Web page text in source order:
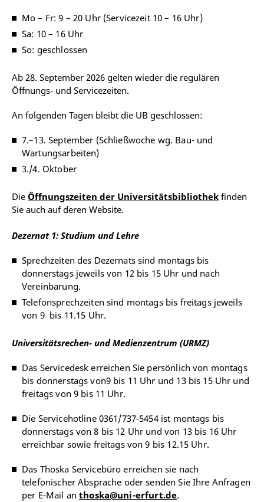
Mo – Fr: 9 – 20 Uhr (Servicezeit 10 – 16 Uhr)
Sa: 10 – 16 Uhr
So: geschlossen
Ab 28. September 2026 gelten wieder die regulären
Öffnungs- und Servicezeiten.
An folgenden Tagen bleibt die UB geschlossen:
7.–13. September (Schließwoche wg. Bau- und
Wartungsarbeiten)
3./4. Oktober
Die Öffnungszeiten der Universitätsbibliothek finden
Sie auch auf deren Website.
Dezernat 1: Studium und Lehre
Sprechzeiten des Dezernats sind montags bis
donnerstags jeweils von 12 bis 15 Uhr und nach
Vereinbarung.
Telefonsprechzeiten sind montags bis freitags jeweils
von 9 bis 11.15 Uhr.
Universitätsrechen- und Medienzentrum (URMZ)
Das Servicedesk erreichen Sie persönlich von montags
bis donnerstags von9 bis 11 Uhr und 13 bis 15 Uhr und
freitags von 9 bis 11 Uhr.
Die Servicehotline 0361/737-5454 ist montags bis
donnerstags von 8 bis 12 Uhr und von 13 bis 16 Uhr
erreichbar sowie freitags von 9 bis 12.15 Uhr.
Das Thoska Servicebüro erreichen sie nach
telefonischer Absprache oder senden Sie Ihre Anfragen
per E-Mail anthoska@uni-erfurt.de.